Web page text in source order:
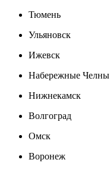
Тюмень
Ульяновск
Ижевск
Набережные Челны
Нижнекамск
Волгоград
Омск
Воронеж